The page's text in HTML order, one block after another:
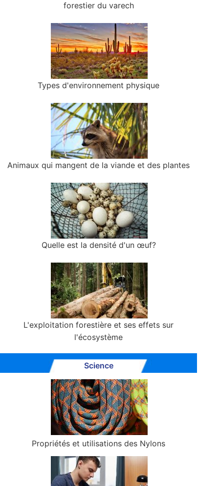
forestier du varech
Types d'environnement physique
Animaux qui mangent de la viande et des plantes
Quelle est la densité d'un œuf?
L'exploitation forestière et ses effets sur
l'écosystème
Science
Propriétés et utilisations des Nylons